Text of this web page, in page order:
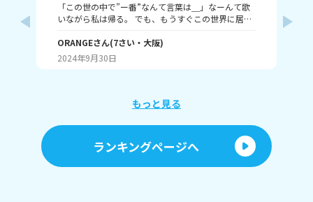
「この世の中で”ー番”なんて言葉は＿」なーんて歌
いながら私は帰る。 でも、もうすぐこの世界に居な
ッ…! 痛い。何も見えない。あー、これあれだぁ死ん
じゃうフラグじゃん。ごめん母さん父s… 私はほぼ即
死でこの世を去った。 「…い…おい!」 「ふぇ!?はい
か?現世でも天国ってのは知ってるだろ?」 いやい
「天国ぅぅぅ!!?」 「んまぁ天国より極楽じゃないけ
どな。お前達の世界では天国って呼んでるんだろ?」
「よく知ってるね。」 「たりめぇだ舐めんなここの
ORANGEさん(7さい・ 大阪)
2024年9月30日
もっと見る
ランキングページへ